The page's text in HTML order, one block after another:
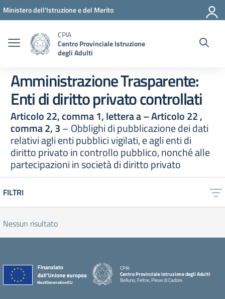
Vai ai contenuti
Vai al menu di navigazione
Vai al footer
Ministero dell'Istruzione e del Merito
CPIA
Centro Provinciale Istruzione
degli Adulti
Amministrazione Trasparente:
Enti di diritto privato controllati
Articolo 22, comma 1, lettera a – Articolo 22 ,
comma 2, 3– Obblighi di pubblicazione dei dati
relativi agli enti pubblici vigilati, e agli enti di
diritto privato in controllo pubblico, nonché alle
partecipazioni in società di diritto privato
FILTRI
Nessun risultato
CPIA
Centro Provinciale Istruzione degli Adulti
Belluno, Feltre, Pieve di Cadore